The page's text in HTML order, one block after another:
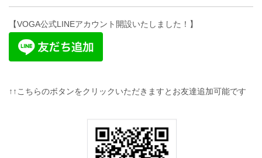
【VOGA公式LINEアカウント開設いたしました！】
↑↑こちらのボタンをクリックいただきますとお友達追加可能です